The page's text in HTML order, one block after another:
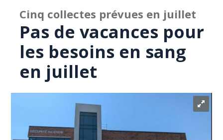
Cinq collectes prévues en juillet
Pas de vacances pour
les besoins en sang
en juillet